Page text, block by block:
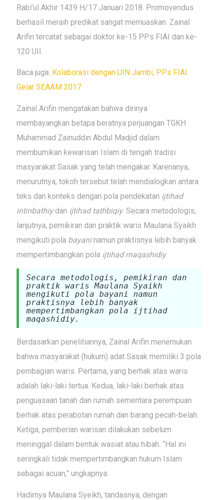
Rabi’ul Akhir 1439 H/17 Januari 2018. Promovendus
berhasil meraih predikat sangat memuaskan. Zainal
Arifin tercatat sebagai doktor ke-15 PPs FIAI dan ke-
120 UII.
Baca juga: Kolaborasi dengan UIN Jambi, PPs FIAI
Gelar SEAAM 2017
Zainal Arifin mengatakan bahwa dirinya
membayangkan betapa beratnya perjuangan TGKH
Muhammad Zainuddin Abdul Madjid dalam
membumikan kewarisan Islam di tengah tradisi
masyarakat Sasak yang telah mengakar. Karenanya,
menurutnya, tokoh tersebut telah mendialogkan antara
teks dan konteks dengan pola pendekatan ijtihad
intinbathiydan ijtihad tathbiqiy. Secara metodologis,
lanjutnya, pemikiran dan praktik waris Maulana Syaikh
mengikuti pola bayaninamun praktisnya lebih banyak
mempertimbangkan pola ijtihad maqashidiy.
Secara metodologis, pemikiran dan
praktik waris Maulana Syaikh
mengikuti pola bayani namun
praktisnya lebih banyak
mempertimbangkan pola ijtihad
maqashidiy.
Berdasarkan penelitiannya, Zainal Arifin menemukan
bahwa masyarakat (hukum) adat Sasak memiliki 3 pola
pembagian waris. Pertama, yang berhak atas waris
adalah laki-laki tertua. Kedua, laki-laki berhak atas
penguasaan tanah dan rumah sementara perempuan
berhak atas perabotan rumah dan barang pecah-belah.
Ketiga, pemberian warisan dilakukan sebelum
meninggal dalam bentuk wasiat atau hibah. “Hal ini
seringkali tidak mempertimbangkan hukum Islam
sebagai acuan,” ungkapnya.
Hadirnya Maulana Syeikh, tandasnya, dengan